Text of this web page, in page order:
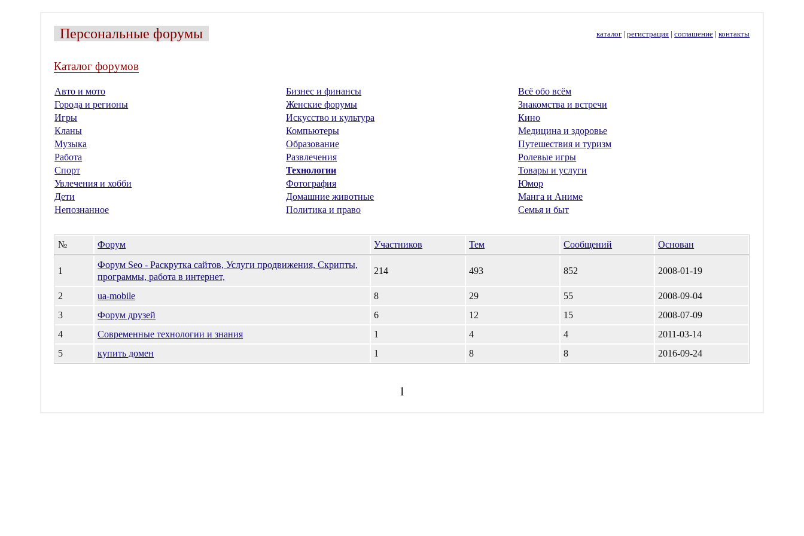
Персональные форумы каталог |регистрация |соглашение |контакты
Каталог форумов
Авто и мото Бизнес и финансы
Всё обо всём
Города и регионы
Женские форумы
Знакомства и встречи
Игры
Искусство и культура
Кино
Кланы
Компьютеры
Медицина и здоровье
Музыка
Образование
Путешествия и туризм
Работа
Развлечения
Ролевые игры
Спорт
Технологии
Товары и услуги
Увлечения и хобби
Фотография
Юмор
Дети
Домашние животные
Манга и Аниме
Непознанное
Политика и право Семья и быт
№ Форум Участников Тем Сообщений Основан
1
Форум Seo - Раскрутка сайтов, Услуги продвижения, Скрипты,
программы, работа в интернет,
214 493 852 2008-01-19
2 ua-mobile 8 29 55
2008-09-04
3
Форум друзей 6 12 15
2008-07-09
4
Современные технологии и знания 1 4 4
2011-03-14
5
купить домен 1 8 8 2016-09-24
1